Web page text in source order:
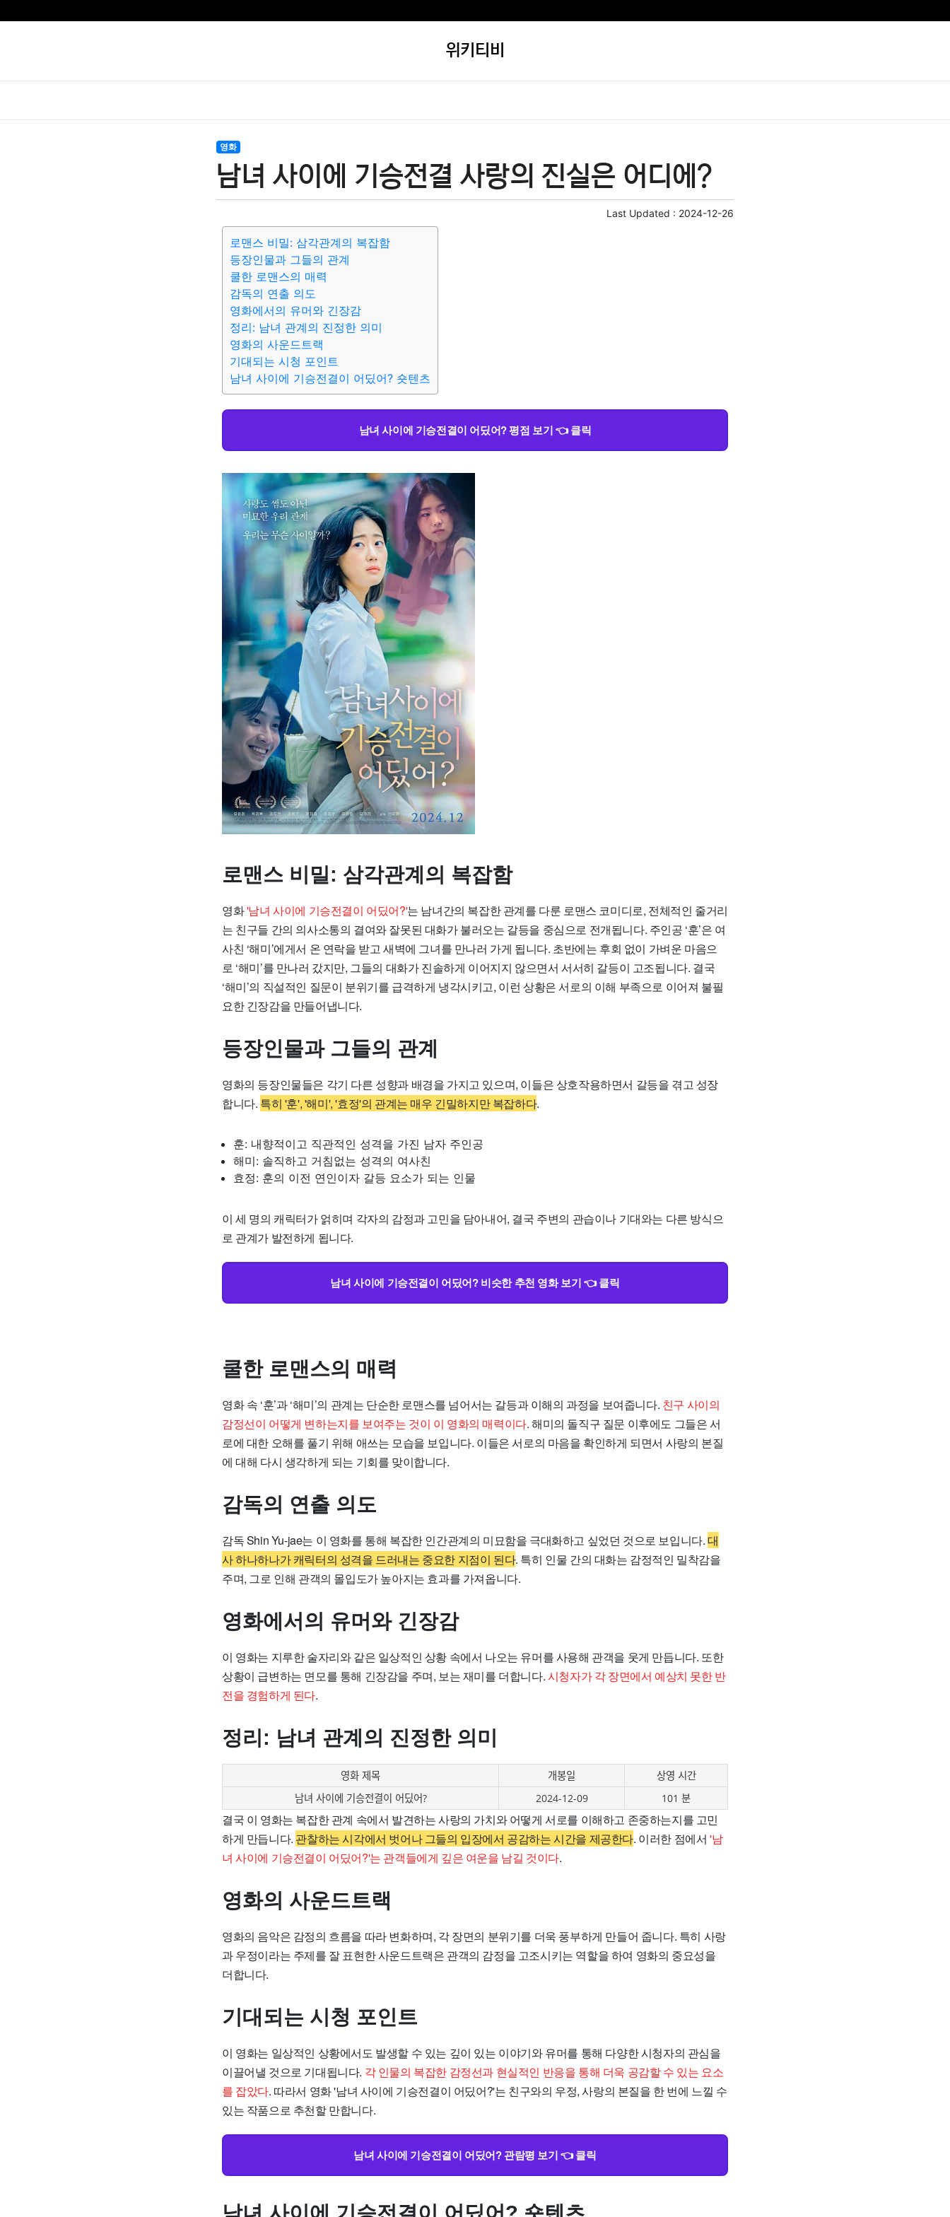
위키티비
영화
남녀 사이에 기승전결 사랑의 진실은 어디에?
Last Updated : 2024-12-26
로맨스 비밀: 삼각관계의 복잡함
등장인물과 그들의 관계
쿨한 로맨스의 매력
감독의 연출 의도
영화에서의 유머와 긴장감
정리: 남녀 관계의 진정한 의미
영화의 사운드트랙
기대되는 시청 포인트
남녀 사이에 기승전결이 어딨어? 숏텐츠
남녀 사이에 기승전결이 어딨어? 평점 보기 👈 클릭
로맨스 비밀: 삼각관계의 복잡함
영화'남녀 사이에 기승전결이 어딨어?'는 남녀간의 복잡한 관계를 다룬 로맨스 코미디로, 전체적인 줄거리
는 친구들 간의 의사소통의 결여와잘못된 대화가 불러오는 갈등을 중심으로 전개됩니다. 주인공 ‘훈’은 여
사친 ‘해미’에게서 온 연락을 받고 새벽에 그녀를 만나러 가게 됩니다. 초반에는 후회 없이 가벼운 마음으
로 ‘해미’를 만나러 갔지만, 그들의 대화가 진솔하게 이어지지 않으면서 서서히 갈등이 고조됩니다. 결국
‘해미’의 직설적인 질문이 분위기를 급격하게 냉각시키고, 이런 상황은 서로의 이해 부족으로 이어져 불필
요한 긴장감을 만들어냅니다.
등장인물과 그들의 관계
영화의 등장인물들은 각기 다른 성향과 배경을 가지고 있으며, 이들은 상호작용하면서 갈등을 겪고 성장
합니다. 특히 '훈', '해미', '효정'의 관계는 매우 긴밀하지만 복잡하다.
훈: 내향적이고 직관적인 성격을 가진 남자 주인공
해미: 솔직하고 거침없는 성격의 여사친
효정: 훈의 이전 연인이자 갈등 요소가 되는 인물
이 세 명의 캐릭터가 얽히며 각자의 감정과 고민을 담아내어, 결국 주변의 관습이나 기대와는 다른 방식으
로 관계가 발전하게 됩니다.
남녀 사이에 기승전결이 어딨어? 비슷한 추천 영화 보기 👈 클릭
쿨한 로맨스의 매력
영화 속 ‘훈’과 ‘해미’의 관계는 단순한 로맨스를 넘어서는 갈등과 이해의 과정을 보여줍니다. 친구 사이의
감정선이 어떻게 변하는지를 보여주는 것이 이 영화의 매력이다. 해미의 돌직구 질문 이후에도 그들은 서
로에 대한 오해를 풀기 위해 애쓰는 모습을 보입니다. 이들은 서로의 마음을 확인하게 되면서 사랑의 본질
에 대해 다시 생각하게 되는 기회를 맞이합니다.
감독의 연출 의도
감독 Shin Yu-jae는 이 영화를 통해 복잡한 인간관계의 미묘함을 극대화하고 싶었던 것으로 보입니다.대
사 하나하나가 캐릭터의 성격을 드러내는 중요한 지점이 된다. 특히 인물 간의 대화는 감정적인 밀착감을
주며, 그로 인해 관객의 몰입도가 높아지는 효과를 가져옵니다.
영화에서의 유머와 긴장감
이 영화는 지루한 술자리와 같은 일상적인 상황 속에서 나오는 유머를 사용해 관객을 웃게 만듭니다. 또한
상황이 급변하는 면모를 통해 긴장감을 주며, 보는 재미를 더합니다.시청자가 각 장면에서 예상치 못한 반
전을 경험하게 된다.
정리: 남녀 관계의 진정한 의미
영화 제목 개봉일
상영 시간
남녀 사이에 기승전결이 어딨어?
2024-12-09 101 분
결국 이 영화는 복잡한 관계 속에서 발견하는 사랑의 가치와 어떻게 서로를 이해하고 존중하는지를 고민
하게 만듭니다. 관찰하는 시각에서 벗어나 그들의 입장에서 공감하는 시간을 제공한다. 이러한 점에서'남
녀 사이에 기승전결이 어딨어?'는 관객들에게 깊은 여운을 남길 것이다.
영화의 사운드트랙
영화의 음악은 감정의 흐름을 따라 변화하며, 각 장면의 분위기를 더욱 풍부하게 만들어 줍니다. 특히 사랑
과 우정이라는 주제를 잘 표현한 사운드트랙은 관객의 감정을 고조시키는 역할을 하여 영화의 중요성을
더합니다.
기대되는 시청 포인트
이 영화는 일상적인 상황에서도 발생할 수 있는 깊이 있는 이야기와 유머를 통해 다양한 시청자의 관심을
이끌어낼 것으로 기대됩니다. 각 인물의 복잡한 감정선과 현실적인 반응을 통해 더욱 공감할 수 있는 요소
를 잡았다. 따라서 영화 '남녀 사이에 기승전결이 어딨어?'는 친구와의 우정, 사랑의 본질을 한 번에 느낄 수
있는 작품으로 추천할 만합니다.
남녀 사이에 기승전결이 어딨어? 관람평 보기 👈 클릭
남녀 사이에 기승전결이 어딨어? 숏텐츠